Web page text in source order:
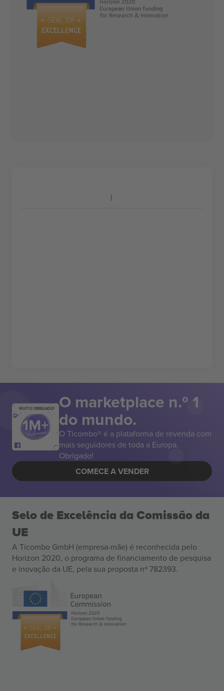
MUITO OBRIGADO! O marketplace n.º 1
do mundo.
O Ticombo® é a plataforma de revenda com
mais seguidores de toda a Europa.
Obrigado!
COMECE A VENDER
Selo de Excelência da Comissão da
UE
A Ticombo GmbH (empresa-mãe) é reconhecida pelo
Horizon 2020, o programa de financiamento de pesquisa
e inovação da UE, pela sua proposta nº 782393.